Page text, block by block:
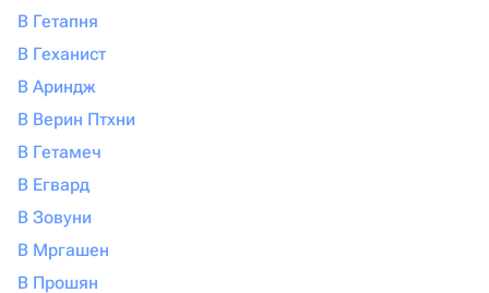
В Гетапня
В Геханист
В Ариндж
В Верин Птхни
В Гетамеч
В Егвард
В Зовуни
В Мргашен
В Прошян